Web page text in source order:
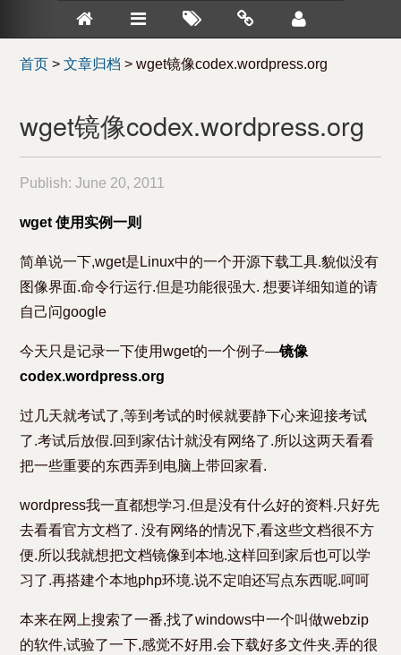
首页 >文章归档 >wget镜像codex.wordpress.org
wget镜像codex.wordpress.org
Publish:June 20, 2011
wget 使用实例一则
简单说一下,wget是Linux中的一个开源下载工具.貌似没有
图像界面.命令行运行.但是功能很强大. 想要详细知道的请
自己问google
今天只是记录一下使用wget的一个例子—镜像
codex.wordpress.org
过几天就考试了,等到考试的时候就要静下心来迎接考试
了.考试后放假.回到家估计就没有网络了.所以这两天看看
把一些重要的东西弄到电脑上带回家看.
wordpress我一直都想学习.但是没有什么好的资料.只好先
去看看官方文档了. 没有网络的情况下,看这些文档很不方
便.所以我就想把文档镜像到本地.这样回到家后也可以学
习了.再搭建个本地php环境.说不定咱还写点东西呢.呵呵
本来在网上搜索了一番,找了windows中一个叫做webzip
的软件,试验了一下,感觉不好用.会下载好多文件夹.弄的很